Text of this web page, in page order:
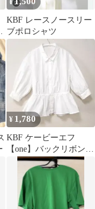
¥
KBF レースノースリー
ブポロシャツ
¥ 1,780
KBF ケービーエフ
【one】バックリボンド
ロストブラウス 白ホワ
イト ペプラム